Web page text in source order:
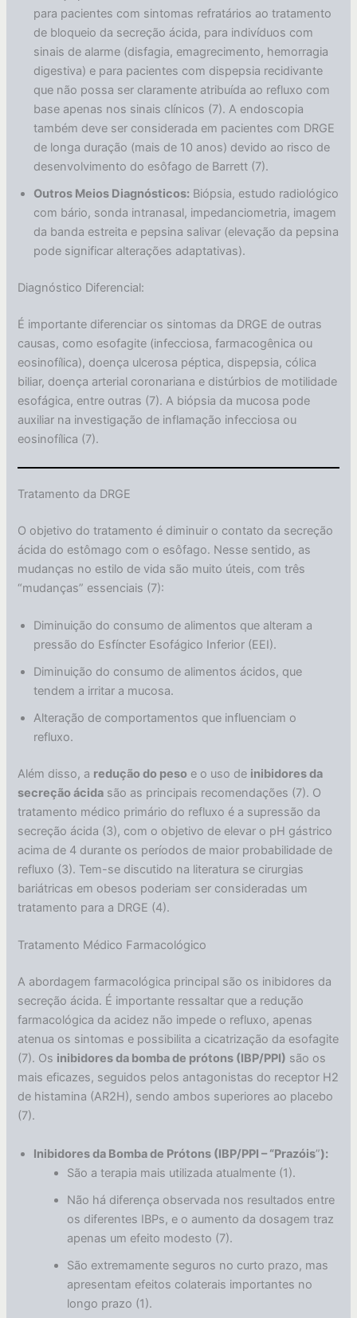
para pacientes com sintomas refratários ao tratamento
de bloqueio da secreção ácida, para indivíduos com
sinais de alarme (disfagia, emagrecimento, hemorragia
digestiva) e para pacientes com dispepsia recidivante
que não possa ser claramente atribuída ao refluxo com
base apenas nos sinais clínicos (7). A endoscopia
também deve ser considerada em pacientes com DRGE
de longa duração (mais de 10 anos) devido ao risco de
desenvolvimento do esôfago de Barrett (7).
Outros Meios Diagnósticos: Biópsia, estudo radiológico
com bário, sonda intranasal, impedanciometria, imagem
da banda estreita e pepsina salivar (elevação da pepsina
pode significar alterações adaptativas).
Diagnóstico Diferencial:
É importante diferenciar os sintomas da DRGE de outras
causas, como esofagite (infecciosa, farmacogênica ou
eosinofílica), doença ulcerosa péptica, dispepsia, cólica
biliar, doença arterial coronariana e distúrbios de motilidade
esofágica, entre outras (7). A biópsia da mucosa pode
auxiliar na investigação de inflamação infecciosa ou
eosinofílica (7).
Tratamento da DRGE
O objetivo do tratamento é diminuir o contato da secreção
ácida do estômago com o esôfago. Nesse sentido, as
mudanças no estilo de vida são muito úteis, com três
“mudanças” essenciais (7):
Diminuição do consumo de alimentos que alteram a
pressão do Esfíncter Esofágico Inferior (EEI).
Diminuição do consumo de alimentos ácidos, que
tendem a irritar a mucosa.
Alteração de comportamentos que influenciam o
refluxo.
Além disso, a redução do peso e o uso de inibidores da
secreção ácida são as principais recomendações (7). O
tratamento médico primário do refluxo é a supressão da
secreção ácida (3), com o objetivo de elevar o pH gástrico
acima de 4 durante os períodos de maior probabilidade de
refluxo (3). Tem-se discutido na literatura se cirurgias
bariátricas em obesos poderiam ser consideradas um
tratamento para a DRGE (4).
Tratamento Médico Farmacológico
A abordagem farmacológica principal são os inibidores da
secreção ácida. É importante ressaltar que a redução
farmacológica da acidez não impede o refluxo, apenas
atenua os sintomas e possibilita a cicatrização da esofagite
(7). Os inibidores da bomba de prótons (IBP/PPI) são os
mais eficazes, seguidos pelos antagonistas do receptor H2
de histamina (AR2H), sendo ambos superiores ao placebo
(7).
Inibidores da Bomba de Prótons (IBP/PPI – “Prazóis”):
São a terapia mais utilizada atualmente (1).
Não há diferença observada nos resultados entre
os diferentes IBPs, e o aumento da dosagem traz
apenas um efeito modesto (7).
São extremamente seguros no curto prazo, mas
apresentam efeitos colaterais importantes no
longo prazo (1).